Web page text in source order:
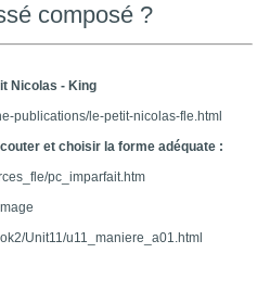
composé ?
Nicolas - King
publications/le-petit-nicolas-fle.html
et choisir la forme adéquate :
pc_imparfait.htm
Unit11/u11_maniere_a01.html